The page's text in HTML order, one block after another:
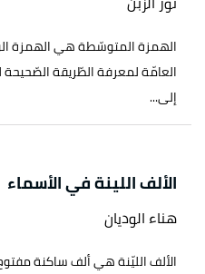
الهمزة المتوسّطة هي الهمزة
العامّة لمعرفة الطّريقة الصّحيحة
إلى...
الألف اللينة في الأسماء
هناء الوديان
الألف الليّنة هي ألف ساكنة